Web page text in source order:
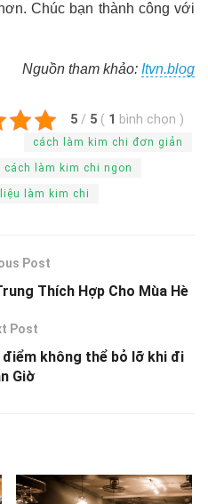
Chúc bạn thành công với
Nguồn tham khảo: Itvn.blog
5 / 5 ( 1 bình chọn )
cách làm kim chi đơn giản
cách làm kim chi ngon
làm kim chi
Post
Thích Hợp Cho Mùa Hè
Post
không thể bỏ lỡ khi đi
Giờ